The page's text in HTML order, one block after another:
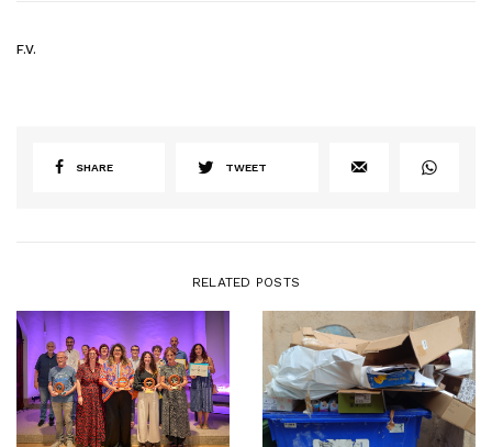
F.V.
SHARE TWEET
RELATED POSTS